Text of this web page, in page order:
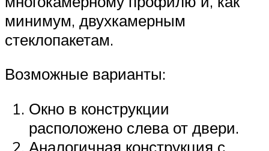
минимум, двухкамерным
стеклопакетам.
Возможные варианты:
Окно в конструкции
расположено слева от двери.
Аналогичная конструкция с